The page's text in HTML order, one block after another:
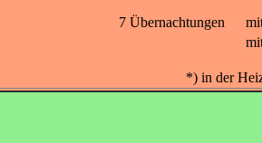
7 Übernachtungen
*) in der